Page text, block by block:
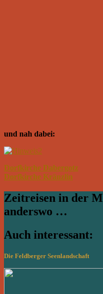
und nah dabei:
Dorfkirche Dabergotz
Dorfkirche Kränzlin
Zeitreisen in der
anderswo …
Auch interessant:
Die Feldberger Seenlandschaft